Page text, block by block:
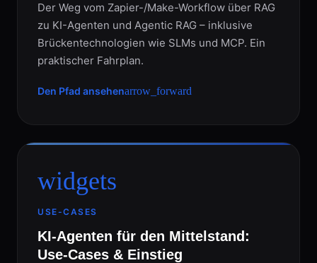
Der Weg vom Zapier-/Make-Workflow über RAG
zu KI-Agenten und Agentic RAG – inklusive
Brückentechnologien wie SLMs und MCP. Ein
praktischer Fahrplan.
Den Pfad ansehenarrow_forward
widgets
USE-CASES
KI-Agenten für den Mittelstand:
Use-Cases & Einstieg